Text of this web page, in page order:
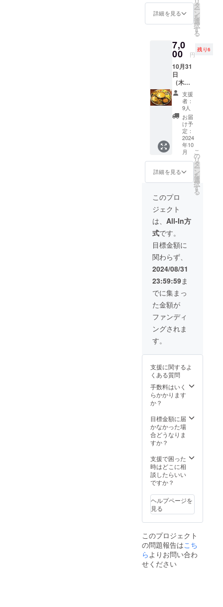
ていま
す。悩
みてく
ださ
この商
品は手
作り雑
貨の部
類とな
りま
す。体
調改善
の感想
は寄せ
られて
おりま
あくま
でも個
の感想
となり
ます。
※サイズ
の長さ
という
よりも
横幅に
よるも
のが大
きいで
す。鼻
緒の閉
まり具
合で
す。 ※
一足一
くりさ
せてい
ただき
ますの
で、お
時間を
す。お
急ぎの
ご要望
けお答
えしま
す。 ※
送料
周年の
込みの
価格と
なって
おりま
す。
を演奏
できる
らしい
です。
各地で
活躍し
てい
らっ
しゃる
有名人
です
が、こ
んな小
さなお
店でも
応援し
てくだ
さって
いて、
をして
いま
す！ チ
ベット
やチ
ベット
仏教、
平和の
トーク
らしい
です。
ライブ
後にお
話を伺
うこと
もでき
うな店
の醍醐
味です♪
興味の
ある方
はぜひ
い。 通
常、ビ
リヤニ
ンドリ
ンク付
き
charge
に、15
周年の
ご支援
を含め
です。
（ライ
ブは出
演者の
きま
す。 １
プレー
ト・１
ク付 ラ
イブ成
功のた
めの支
援金が
含まれ
ます。
そのほ
かにも
当店を
応援し
てくだ
さる
ミュー
ジシャ
ンの
方々が
予定で
す！ 詳
しい内
容は、
当店
Facebo
okなど
でおい
おいお
知らせ
してい
きま
す。 写
真は過
去に
行った
日のも
ので
詳細を見る
タ
ー
ン
を
選
択
す
る
7,0
00 円
残り6
10月31
日
（木）
ティ
ハール
（ネ
パール
で最大
規模の
お祭
り）に
ちなん
だ、ネ
パール
料理
パー
ティ フ
リード
リンク
付き
参加チ
ケット
（支援
金を含
んでい
ます）
10月31
日
（木）
17時～
予定 写
真は6年
ほど前
のもの
提供：
ん） 光
に包ま
れた、
フレン
ドリー
い宴会
です！
相席と
なる可
高いの
でご了
承くだ
さい。
支援
者：
9人
お届
け予
定：
2024
年10
月
詳細を見る
こ
の
リ
タ
ー
ン
を
選
択
す
る
このプロ
ジェクト
は、 All-In方
式です。
目標金額に
関わらず、
2024/08/31
23:59:59ま
でに集まっ
た金額が
ファンディ
ングされま
す。
支援に関するよ
くある質問
手数料はいく
らかかります
か？
目標金額に届
かなかった場
合どうなりま
すか？
支援で困った
時はどこに相
談したらいい
ですか？
ヘルプページを
見る
このプロジェクト
の問題報告はこち
ら よりお問い合わ
せください